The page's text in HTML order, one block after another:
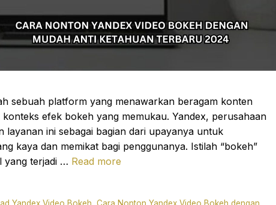
sebuah platform yang menawarkan beragam konten
efek bokeh yang memukau. Yandex, perusahaan
layanan ini sebagai bagian dari upayanya untuk
kaya dan memikat bagi penggunanya. Istilah “bokeh”
yang terjadi … Read more